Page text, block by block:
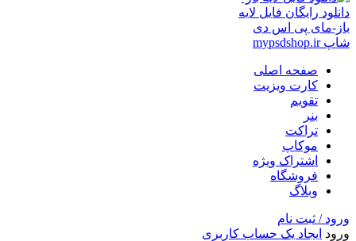
صفحه اصلی
کارت ویزیت
تقویم
بنر
تراکت
موکاپ
اشتراک ویژه
فروشگاه
وبلاگ
ورود / ثبت نام
ورود ایجاد یک حساب کاربری